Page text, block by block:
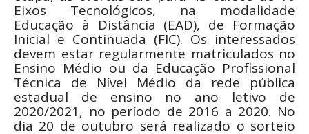
Eixos Tecnológicos, na modalidade
Educação à Distância (EAD), de Formação
Inicial e Continuada (FIC). Os interessados
devem estar regularmente matriculados no
Ensino Médio ou da Educação Profissional
Técnica de Nível Médio da rede pública
estadual de ensino no ano letivo de
2020/2021, no período de 2016 a 2020. No
dia 20 de outubro será realizado o sorteio